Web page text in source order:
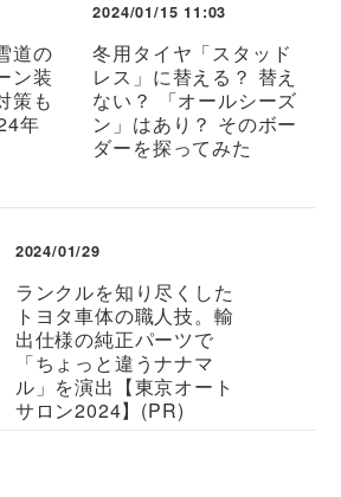
道の
ン装
策も
年
2024/01/15 11:03
冬用タイヤ「スタッド
レス」に替える？ 替え
ない？ 「オールシーズ
ン」はあり？ そのボー
ダーを探ってみた
2024/01/29
ランクルを知り尽くした
トヨタ車体の職人技。輸
出仕様の純正パーツで
「ちょっと違うナナマ
ル」を演出【東京オート
サロン2024】(PR)